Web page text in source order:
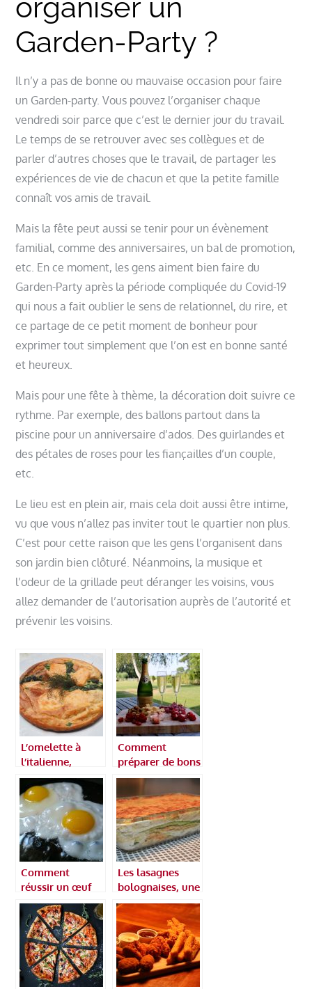
organiser un
Garden-Party ?
Il n’y a pas de bonne ou mauvaise occasion pour faire
un Garden-party. Vous pouvez l’organiser chaque
vendredi soir parce que c’est le dernier jour du travail.
Le temps de se retrouver avec ses collègues et de
parler d’autres choses que le travail, de partager les
expériences de vie de chacun et que la petite famille
connaît vos amis de travail.
Mais la fête peut aussi se tenir pour un évènement
familial, comme des anniversaires, un bal de promotion,
etc. En ce moment, les gens aiment bien faire du
Garden-Party après la période compliquée du Covid-19
qui nous a fait oublier le sens de relationnel, du rire, et
ce partage de ce petit moment de bonheur pour
exprimer tout simplement que l’on est en bonne santé
et heureux.
Mais pour une fête à thème, la décoration doit suivre ce
rythme. Par exemple, des ballons partout dans la
piscine pour un anniversaire d’ados. Des guirlandes et
des pétales de roses pour les fiançailles d’un couple,
etc.
Le lieu est en plein air, mais cela doit aussi être intime,
vu que vous n’allez pas inviter tout le quartier non plus.
C’est pour cette raison que les gens l’organisent dans
son jardin bien clôturé. Néanmoins, la musique et
l’odeur de la grillade peut déranger les voisins, vous
allez demander de l’autorisation auprès de l’autorité et
prévenir les voisins.
L’omelette à
l’italienne,
découvrons la
culture
transalpine
Comment
préparer de bons
apéritifs ?
Comment
réussir un œuf
au plat ?
Les lasagnes
bolognaises, une
recette
incontournable